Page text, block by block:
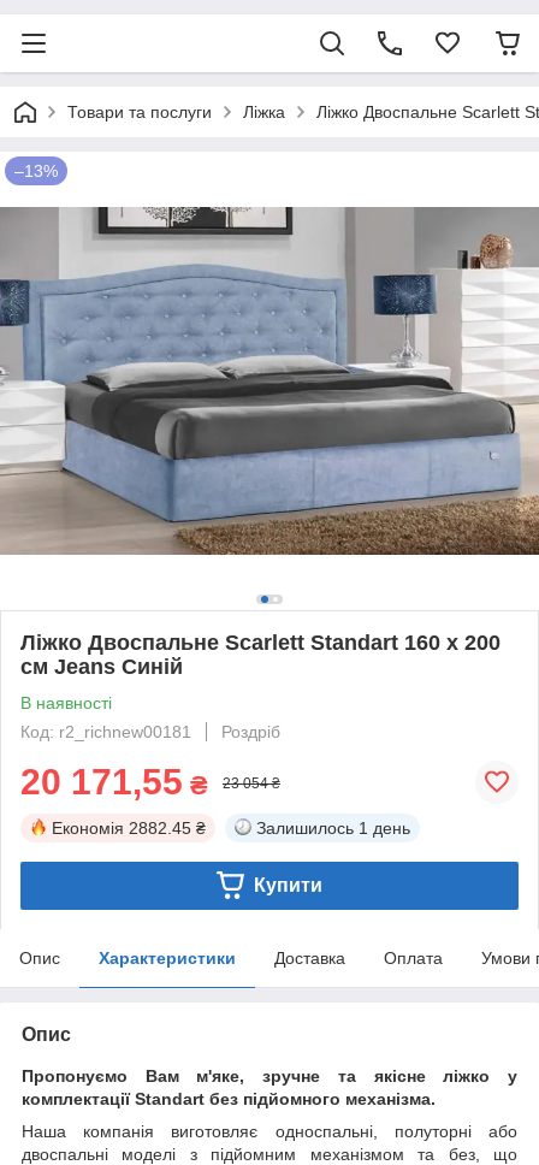
Товари та послуги Ліжка Ліжко Двоспальне Scarlett
–13%
Ліжко Двоспальне Scarlett Standart 160 х 200
см Jeans Синій
В наявності
Код: r2_richnew00181
Роздріб
20 171,55 ₴ 23 054 ₴
Економія 2882.45 ₴ Залишилось 1 день
Купити
Опис Характеристики Доставка Оплата Умови
Опис
Пропонуємо Вам м'яке, зручне та якiсне ліжко у
комплектації Standart без підйомного механізма.
Наша компанія виготовляє односпальні, полуторні або
двоспальні моделі з підйомним механізмом та без, що